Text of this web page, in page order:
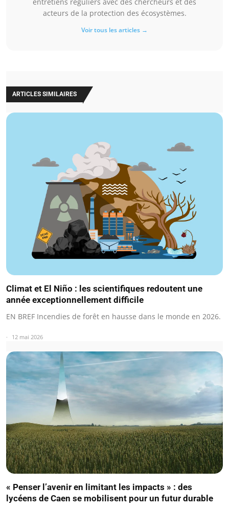
acteurs de la protection des écosystèmes.
Voir tous les articles →
ARTICLES SIMILAIRES
Climat et El Niño : les scientifiques redoutent une
année exceptionnellement difficile
EN BREF Incendies de forêt en hausse dans le monde en 2026.
12 mai 2026
« Penser l’avenir en limitant les impacts » : des
lycéens de Caen se mobilisent pour un futur durable